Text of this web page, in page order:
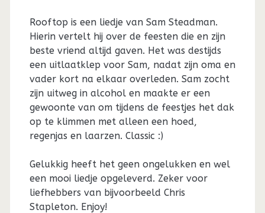
Rooftop is een liedje van Sam Steadman.
Hierin vertelt hij over de feesten die en zijn
beste vriend altijd gaven. Het was destijds
een uitlaatklep voor Sam, nadat zijn oma en
vader kort na elkaar overleden. Sam zocht
zijn uitweg in alcohol en maakte er een
gewoonte van om tijdens de feestjes het dak
op te klimmen met alleen een hoed,
regenjas en laarzen. Classic :)
Gelukkig heeft het geen ongelukken en wel
een mooi liedje opgeleverd. Zeker voor
liefhebbers van bijvoorbeeld Chris
Stapleton. Enjoy!